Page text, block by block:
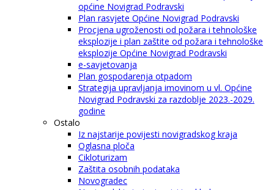
općine Novigrad Podravski
Plan rasvjete Općine Novigrad Podravski
Procjena ugroženosti od požara i tehnološke
eksplozije i plan zaštite od požara i tehnološke
eksplozije Općine Novigrad Podravski
e-savjetovanja
Plan gospodarenja otpadom
Strategija upravljanja imovinom u vl. Općine
Novigrad Podravski za razdoblje 2023.-2029.
godine
Ostalo
Iz najstarije povijesti novigradskog kraja
Oglasna ploča
Cikloturizam
Zaštita osobnih podataka
Novogradec